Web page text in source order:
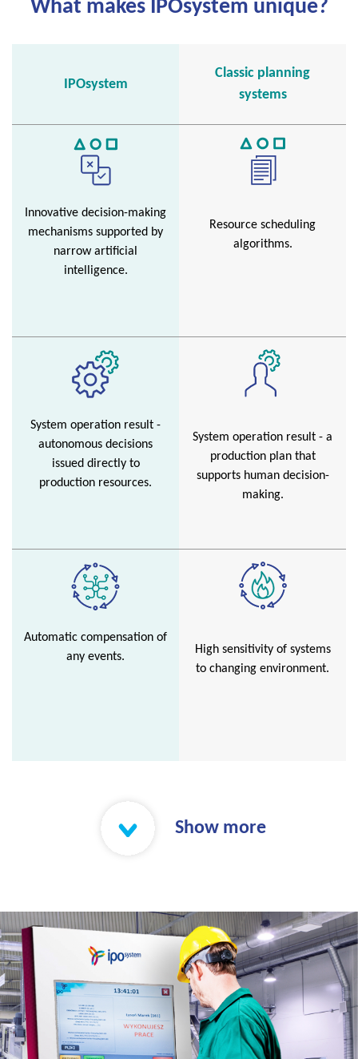
What makes IPOsystem unique?
IPOsystem
Innovative decision-making
mechanisms supported by
narrow artificial
intelligence.
System operation result -
autonomous decisions
issued directly to
production resources.
Automatic compensation of
any events.
Classic planning
systems
Resource scheduling
algorithms.
System operation result - a
production plan that
supports human decision-
making.
High sensitivity of systems
to changing environment.
Show more